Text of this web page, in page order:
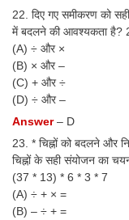
22. दिए गए समीकरण को
में बदलने की आवश्यकता
(A) ÷ और ×
(B) × और –
(C) + और ÷
(D) ÷ और –
Answer– D
23. * चिह्नों को बदलने और
चिह्नों के सही संयोजन का
(37 * 13) * 6 * 3 * 7
(A) ÷ + × =
(B) – ÷ + =